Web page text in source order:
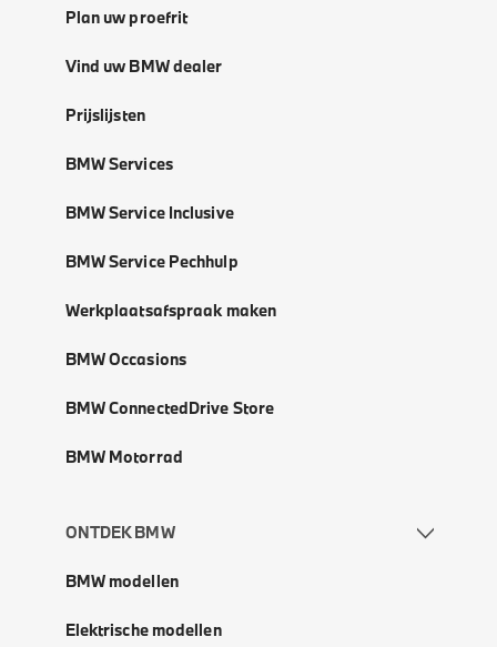
Plan uw proefrit
Vind uw BMW dealer
Prijslijsten
BMW Services
BMW Service Inclusive
BMW Service Pechhulp
Werkplaatsafspraak maken
BMW Occasions
BMW ConnectedDrive Store
BMW Motorrad
ONTDEK BMW
BMW modellen
Elektrische modellen